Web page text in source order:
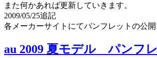
また何かあれば更新していきます。
2009/05/25追記
各メーカーサイトにてパンフレットの公開
au 2009 夏モデル パンフ